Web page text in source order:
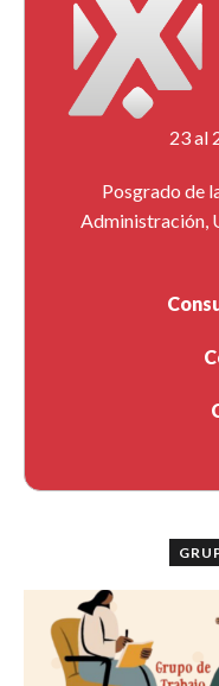
23 al
Posgrado de
Administración,